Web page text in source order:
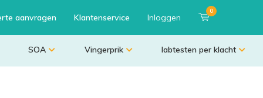
aanvragen Klantenservice Inloggen
0
SOA Vingerprik labtesten per klacht